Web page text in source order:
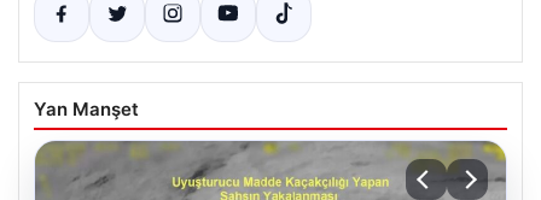
Yan Manşet